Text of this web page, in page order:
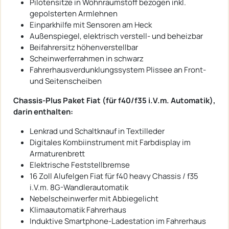
Pilotensitze in Wohnraumstoff bezogen inkl.
gepolsterten Armlehnen
Einparkhilfe mit Sensoren am Heck
Außenspiegel, elektrisch verstell- und beheizbar
Beifahrersitz höhenverstellbar
Scheinwerferrahmen in schwarz
Fahrerhausverdunklungssystem Plissee an Front-
und Seitenscheiben
Chassis-Plus Paket Fiat (für f40/f35 i.V.m. Automatik),
darin enthalten:
Lenkrad und Schaltknauf in Textilleder
Digitales Kombiinstrument mit Farbdisplay im
Armaturenbrett
Elektrische Feststellbremse
16 Zoll Alufelgen Fiat für f40 heavy Chassis / f35
i.V.m. 8G-Wandlerautomatik
Nebelscheinwerfer mit Abbiegelicht
Klimaautomatik Fahrerhaus
Induktive Smartphone-Ladestation im Fahrerhaus